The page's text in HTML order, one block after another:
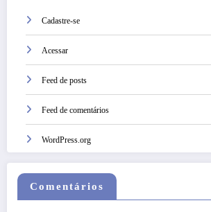
Cadastre-se
Acessar
Feed de posts
Feed de comentários
WordPress.org
Comentários